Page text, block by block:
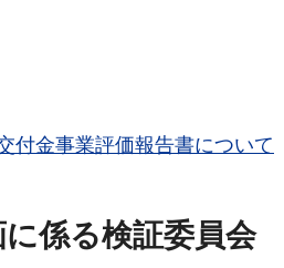
付金事業評価報告書について
係る検証委員会